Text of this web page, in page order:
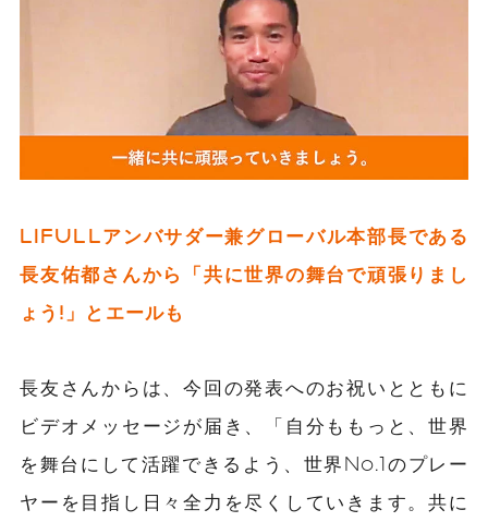
LIFULL アンバサダー兼グローバル本部長である
長友佑都さんから
「共に世界の舞台で頑張りまし
ょう!」とエールも
長友さんからは、今回の発表へのお祝いとともに
ビデオメッセージが届き、「自分ももっと、世界
を舞台にして活躍できるよう、世界No.1のプレー
ヤーを目指し日々全力を尽くしていきます。共に